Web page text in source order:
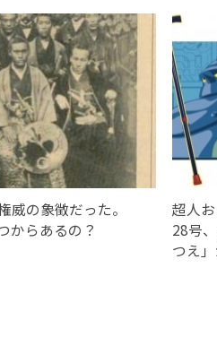
威の象徴だった。
からあるの？
超人
28号
つえ